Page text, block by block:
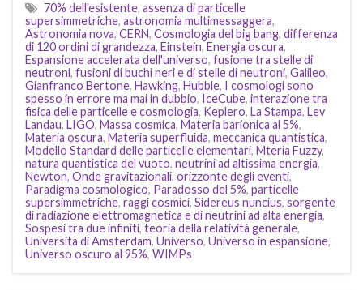
70% dell'esistente, assenza di particelle
supersimmetriche, astronomia multimessaggera,
Astronomia nova, CERN, Cosmologia del big bang, differenza
di 120 ordini di grandezza, Einstein, Energia oscura,
Espansione accelerata dell'universo, fusione tra stelle di
neutroni, fusioni di buchi neri e di stelle di neutroni, Galileo,
Gianfranco Bertone, Hawking, Hubble, I cosmologi sono
spesso in errore ma mai in dubbio, IceCube, interazione tra
fisica delle particelle e cosmologia, Keplero, La Stampa, Lev
Landau, LIGO, Massa cosmica, Materia barionica al 5%,
Materia oscura, Materia superfluida, meccanica quantistica,
Modello Standard delle particelle elementari, Mteria Fuzzy,
natura quantistica del vuoto, neutrini ad altissima energia,
Newton, Onde gravitazionali, orizzonte degli eventi,
Paradigma cosmologico, Paradosso del 5%, particelle
supersimmetriche, raggi cosmici, Sidereus nuncius, sorgente
di radiazione elettromagnetica e di neutrini ad alta energia,
Sospesi tra due infiniti, teoria della relatività generale,
Università di Amsterdam, Universo, Universo in espansione,
Universo oscuro al 95%, WIMPs